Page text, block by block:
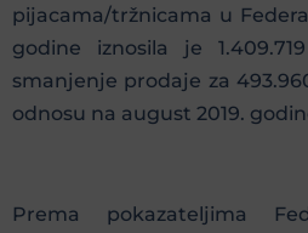
pijacama/tržnicama u
godine iznosila je
smanjenje prodaje za
odnosu na august 2019.
Prema pokazateljima